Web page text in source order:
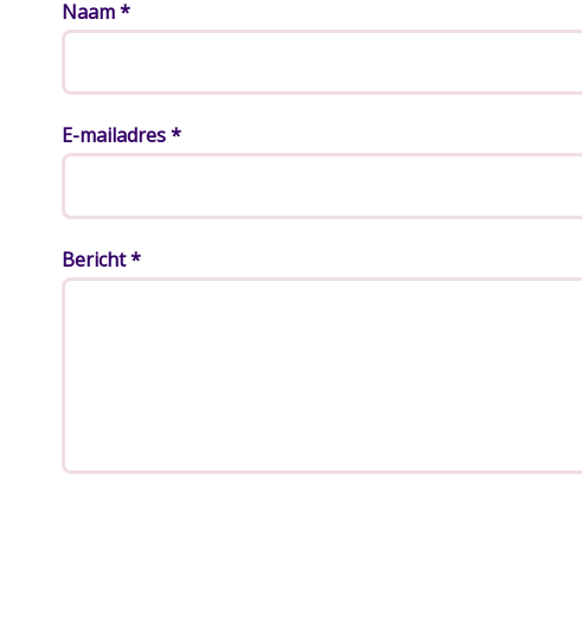
Naam *
E-mailadres *
Bericht *